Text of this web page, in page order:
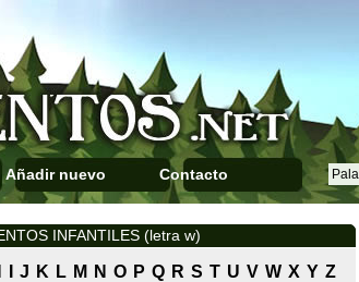
Añadir nuevo Contacto
INFANTILES (letra w)
J K L M N O P Q R S T U V W X Y Z